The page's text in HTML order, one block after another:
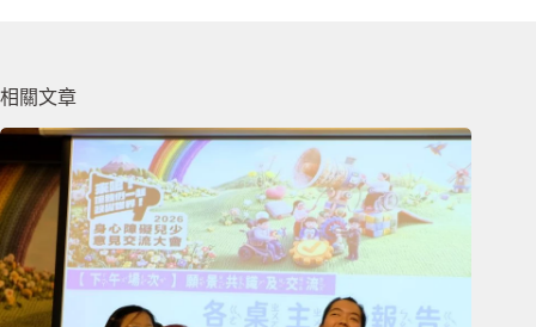
相關文章